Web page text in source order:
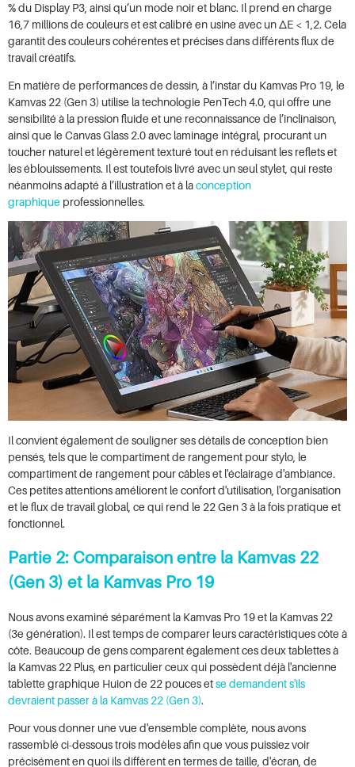
% du Display P3, ainsi qu’un mode noir et blanc. Il prend en charge
16,7 millions de couleurs et est calibré en usine avec un ΔE < 1,2. Cela
garantit des couleurs cohérentes et précises dans différents flux de
travail créatifs.
En matière de performances de dessin, à l’instar du Kamvas Pro 19, le
Kamvas 22 (Gen 3) utilise la technologie PenTech 4.0, qui offre une
sensibilité à la pression fluide et une reconnaissance de l’inclinaison,
ainsi que le Canvas Glass 2.0 avec laminage intégral, procurant un
toucher naturel et légèrement texturé tout en réduisant les reflets et
les éblouissements. Il est toutefois livré avec un seul stylet, qui reste
néanmoins adapté à l’illustration et à laconception
graphique professionnelles.
Il convient également de souligner ses détails de conception bien
pensés, tels que le compartiment de rangement pour stylo, le
compartiment de rangement pour câbles et l'éclairage d'ambiance.
Ces petites attentions améliorent le confort d'utilisation, l'organisation
et le flux de travail global, ce qui rend le 22 Gen 3 à la fois pratique et
fonctionnel.
Partie 2: Comparaison entre la Kamvas 22
(Gen 3) et la Kamvas Pro 19
Nous avons examiné séparément la Kamvas Pro 19 et la Kamvas 22
(3e génération). Il est temps de comparer leurs caractéristiques côte à
côte. Beaucoup de gens comparent également ces deux tablettes à
la Kamvas 22 Plus, en particulier ceux qui possèdent déjà l'ancienne
tablette graphique Huion de 22 pouces etse demandent s'ils
devraient passer à la Kamvas 22 (Gen 3).
Pour vous donner une vue d'ensemble complète, nous avons
rassemblé ci-dessous trois modèles afin que vous puissiez voir
précisément en quoi ils diffèrent en termes de taille, d'écran, de